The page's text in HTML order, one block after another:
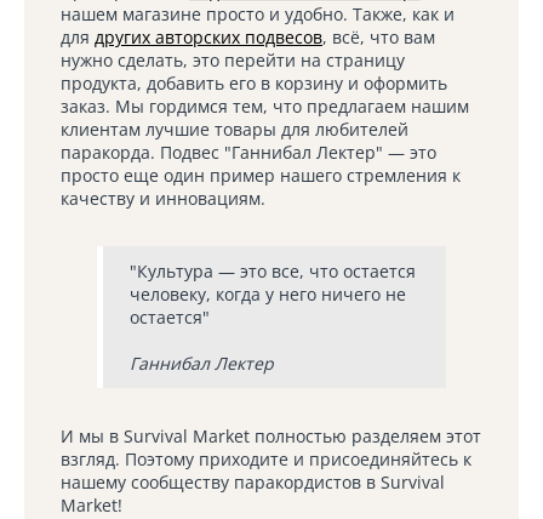
нашем магазине просто и удобно. Также, как и
для других авторских подвесов, всё, что вам
нужно сделать, это перейти на страницу
продукта, добавить его в корзину и оформить
заказ. Мы гордимся тем, что предлагаем нашим
клиентам лучшие товары для любителей
паракорда. Подвес "Ганнибал Лектер" — это
просто еще один пример нашего стремления к
качеству и инновациям.
"Культура — это все, что остается
человеку, когда у него ничего не
остается"
Ганнибал Лектер
И мы в Survival Market полностью разделяем этот
взгляд. Поэтому приходите и присоединяйтесь к
нашему сообществу паракордистов в Survival
Market!